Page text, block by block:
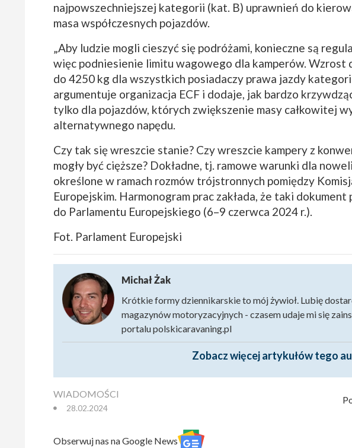
najpowszechniejszej kategorii (kat. B) uprawnień do
masa współczesnych pojazdów.
„Aby ludzie mogli cieszyć się podróżami, konieczne są
więc podniesienie limitu wagowego dla kamperów. Wzrost
do 4250 kg dla wszystkich posiadaczy prawa jazdy
argumentuje organizacja ECF i dodaje, jak bardzo
tylko dla pojazdów, których zwiększenie masy całkowitej
alternatywnego napędu.
Czy tak się wreszcie stanie? Czy wreszcie kampery z
mogły być cięższe? Dokładne, tj. ramowe warunki dla
określone w ramach rozmów trójstronnych pomiędzy
Europejskim. Harmonogram prac zakłada, że taki
do Parlamentu Europejskiego (6–9 czerwca 2024 r.).
Fot. Parlament Europejski
Michał Żak
Krótkie formy dziennikarskie to mój żywioł. Lubię
magazynów motoryzacyjnych - czasem udaje mi się
portalu polskicaravaning.pl
Zobacz więcej artykułów tego
WIADOMOŚCI
28.02.2024
Obserwuj nas na Google News